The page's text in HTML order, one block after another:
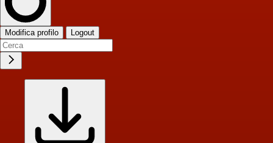
Modifica profilo Logout